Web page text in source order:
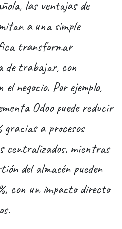
las ventajas de
a una simple
transformar
de trabajar, con
negocio. Por ejemplo,
Odoo puede reducir
a procesos
centralizados, mientras
del almacén pueden
con un impacto directo